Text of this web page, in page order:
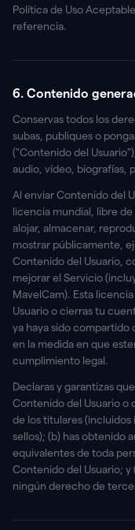
Política de Uso
referencia.
6. Contenido
Conservas todos los
subas, publiques o
("Contenido del
audio, vídeo, biografías,
Al enviar Contenido del
licencia mundial, libre
alojar, almacenar,
mostrar públicamente,
Contenido del Usuario,
mejorar el Servicio
MavelCam). Esta
Usuario o cierras tu
ya haya sido compartido
en la medida en que
cumplimiento legal.
Declaras y garantizas
Contenido del Usuario o
de los titulares
sellos); (b) has obtenido
equivalentes de toda
Contenido del Usuario;
ningún derecho de